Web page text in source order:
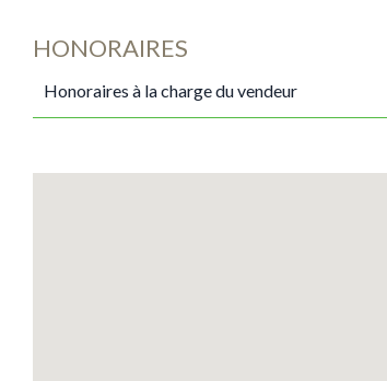
HONORAIRES
Honoraires à la charge du vendeur